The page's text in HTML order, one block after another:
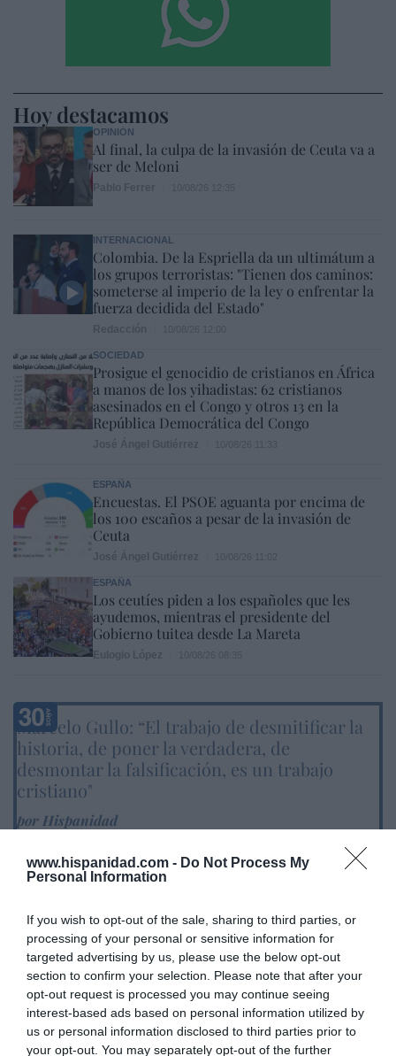
www.hispanidad.com - Do Not Process My
Personal Information
If you wish to opt-out of the sale, sharing to third parties, or
processing of your personal or sensitive information for
targeted advertising by us, please use the below opt-out
section to confirm your selection. Please note that after your
opt-out request is processed you may continue seeing
interest-based ads based on personal information utilized by
us or personal information disclosed to third parties prior to
your opt-out. You may separately opt-out of the further
Hoy destacamos
OPINIÓN
Al final, la culpa de la invasión de Ceuta va a
ser de Meloni
INTERNACIONAL
Colombia. De la Espriella da un ultimátum a
los grupos terroristas: "Tienen dos caminos:
someterse al imperio de la ley o enfrentar la
fuerza decidida del Estado"
SOCIEDAD
Prosigue el genocidio de cristianos en África
a manos de los yihadistas: 62 cristianos
asesinados en el Congo y otros 13 en la
República Democrática del Congo
ESPAÑA
Encuestas. El PSOE aguanta por encima de
los 100 escaños a pesar de la invasión de
Ceuta
ESPAÑA
Los ceutíes piden a los españoles que les
ayudemos, mientras el presidente del
Gobierno tuitea desde La Mareta
Marcelo Gullo: “El trabajo de desmitificar la
historia, de poner la verdadera, de
desmontar la falsificación, es un trabajo
cristiano"
por Hispanidad
DIARIO DE LA CORRUPCIÓN SANCHISTA
Diario de la corrupción sanchista. Hazte
Oír se manifiesta delante de La Mareta:
“Pedro Sánchez es un criminal”
por Redacción
Artículos anteriores